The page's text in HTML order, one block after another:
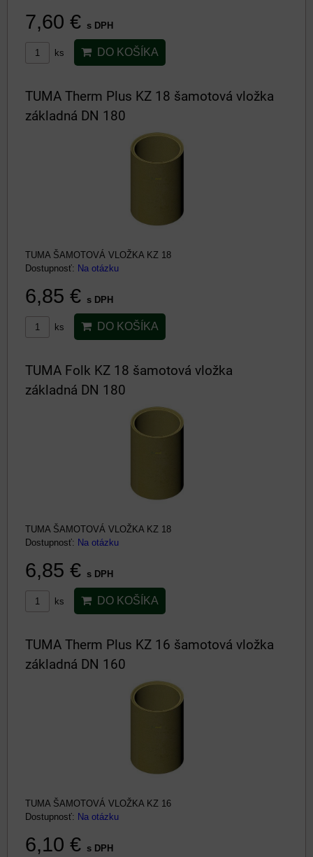
7,60 € s DPH
ks DO KOŠÍKA
TUMA Therm Plus KZ 18 šamotová vložka
základná DN 180
TUMA ŠAMOTOVÁ VLOŽKA KZ 18
Dostupnosť: Na otázku
6,85 € s DPH
ks DO KOŠÍKA
TUMA Folk KZ 18 šamotová vložka
základná DN 180
TUMA ŠAMOTOVÁ VLOŽKA KZ 18
Dostupnosť: Na otázku
6,85 € s DPH
ks DO KOŠÍKA
TUMA Therm Plus KZ 16 šamotová vložka
základná DN 160
TUMA ŠAMOTOVÁ VLOŽKA KZ 16
Dostupnosť: Na otázku
6,10 € s DPH